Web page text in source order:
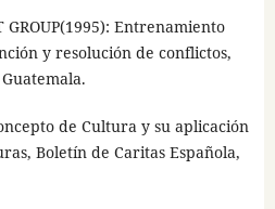
GROUP(1995): Entrenamiento
y resolución de conflictos,
de Cultura y su aplicación
Boletín de Caritas Española,